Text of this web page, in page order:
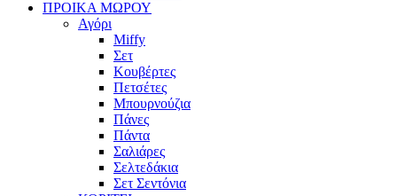
ΠΡΟΙΚΑ ΜΩΡΟΥ
Αγόρι
Miffy
Σετ
Κουβέρτες
Πετσέτες
Μπουρνούζια
Πάνες
Πάντα
Σαλιάρες
Σελτεδάκια
Σετ Σεντόνια